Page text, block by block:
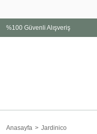
%100 Güvenli Alışveriş
Anasayfa Jardinico